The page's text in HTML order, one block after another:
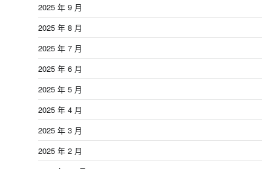
2025 年 9 月
2025 年 8 月
2025 年 7 月
2025 年 6 月
2025 年 5 月
2025 年 4 月
2025 年 3 月
2025 年 2 月